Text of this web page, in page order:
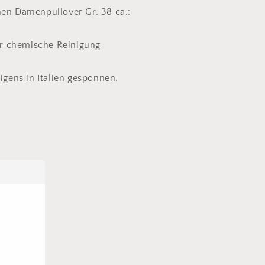
Damenpullover Gr. 38 ca.:
chemische Reinigung
in Italien gesponnen.